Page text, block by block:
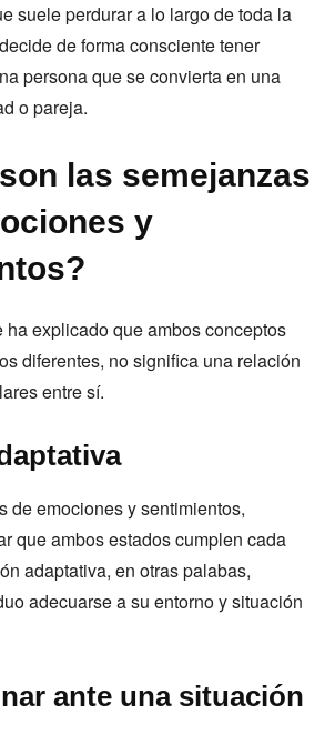
suele perdurar a lo largo de toda la
de forma consciente tener
persona que se convierta en una
o pareja.
las semejanzas
y
ha explicado que ambos conceptos
diferentes, no significa una relación
entre sí.
de emociones y sentimientos,
que ambos estados cumplen cada
adaptativa, en otras palabas,
adecuarse a su entorno y situación
ante una situación